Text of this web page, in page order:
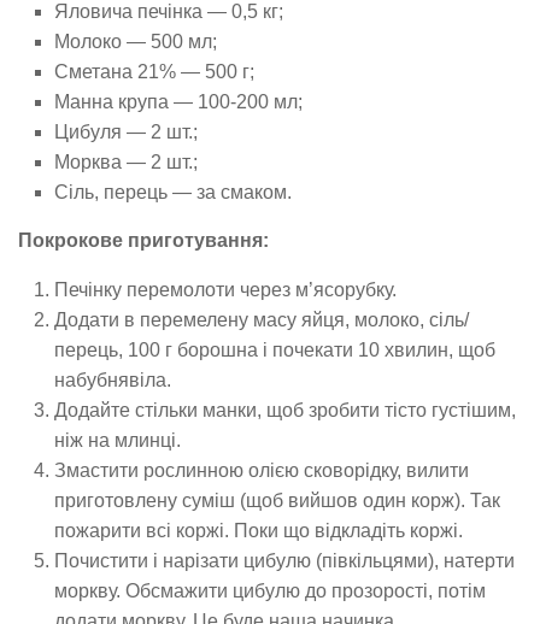
Яловича печінка — 0,5 кг;
Молоко — 500 мл;
Сметана 21% — 500 г;
Манна крупа — 100-200 мл;
Цибуля — 2 шт.;
Морква — 2 шт.;
Сіль, перець — за смаком.
Покрокове приготування:
Печінку перемолоти через м’ясорубку.
Додати в перемелену масу яйця, молоко, сіль/
перець, 100 г борошна і почекати 10 хвилин, щоб
набубнявіла.
Додайте стільки манки, щоб зробити тісто густішим,
ніж на млинці.
Змастити рослинною олією сковорідку, вилити
приготовлену суміш (щоб вийшов один корж). Так
пожарити всі коржі. Поки що відкладіть коржі.
Почистити і нарізати цибулю (півкільцями), натерти
моркву. Обсмажити цибулю до прозорості, потім